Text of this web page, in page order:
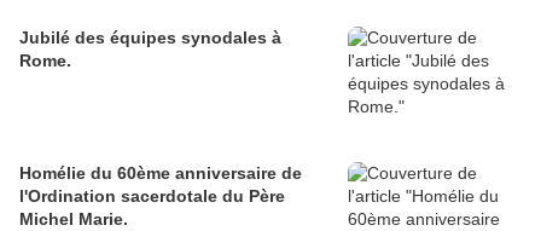
Jubilé des équipes synodales à
Rome.
Homélie du 60ème anniversaire de
l'Ordination sacerdotale du Père
Michel Marie.